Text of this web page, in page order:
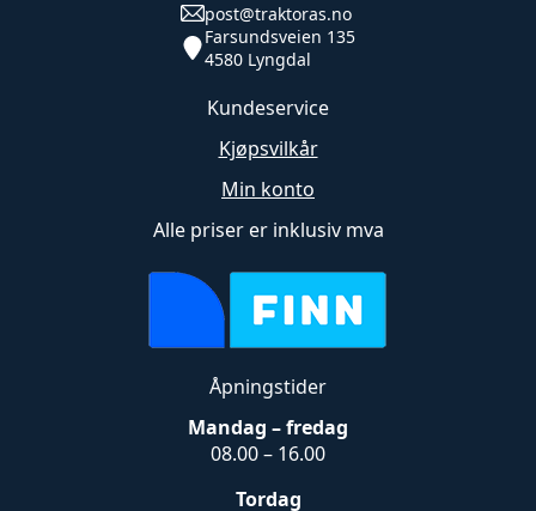
post@traktoras.no
Farsundsveien 135
4580 Lyngdal
Kundeservice
Kjøpsvilkår
Min konto
Alle priser er inklusiv mva
Åpningstider
Mandag – fredag
08.00 – 16.00
Tordag